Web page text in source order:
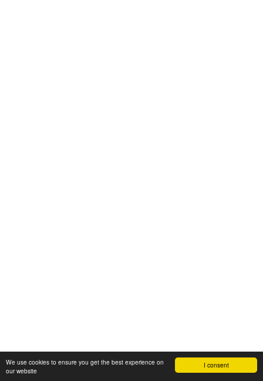
I consent
We use cookies to ensure you get the best experience on
our website